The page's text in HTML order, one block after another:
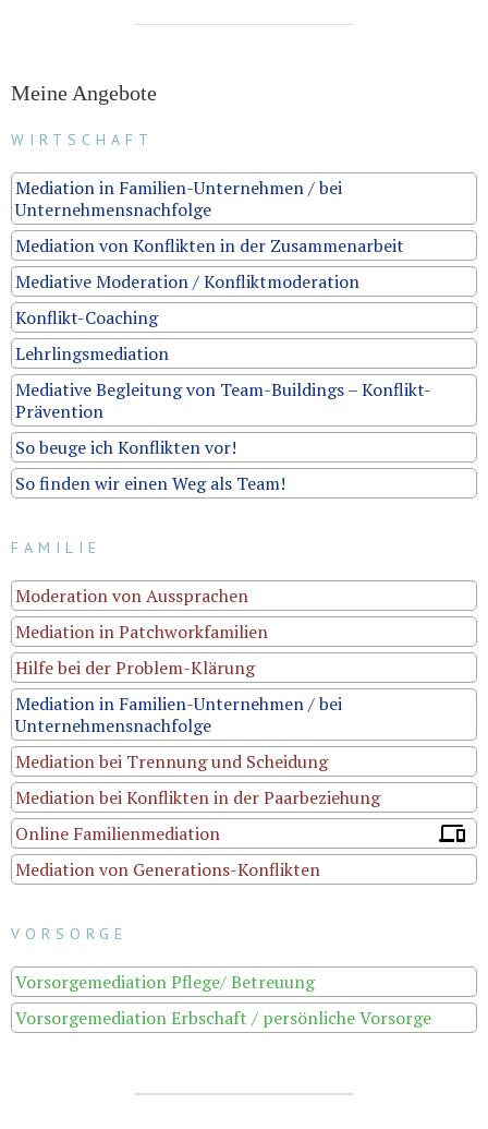
Meine Angebote
WIRTSCHAFT
Mediation in Familien-Unternehmen / bei
Unternehmensnachfolge
Mediation von Konflikten in der Zusammenarbeit
Mediative Moderation / Konfliktmoderation
Konflikt-Coaching
Lehrlingsmediation
Mediative Begleitung von Team-Buildings – Konflikt-
Prävention
So beuge ich Konflikten vor!
So finden wir einen Weg als Team!
FAMILIE
Moderation von Aussprachen
Mediation in Patchworkfamilien
Hilfe bei der Problem-Klärung
Mediation in Familien-Unternehmen / bei
Unternehmensnachfolge
Mediation bei Trennung und Scheidung
Mediation bei Konflikten in der Paarbeziehung
Online Familienmediation
Mediation von Generations-Konflikten
VORSORGE
Vorsorgemediation Pflege/ Betreuung
Vorsorgemediation Erbschaft / persönliche Vorsorge